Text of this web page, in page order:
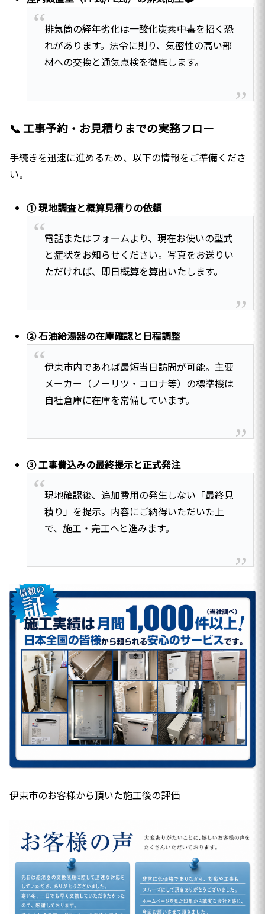
排気筒の経年劣化は一酸化炭素中毒を招く恐
れがあります。法令に則り、気密性の高い部
材への交換と通気点検を徹底します。
📞 工事予約・お見積りまでの実務フロー
手続きを迅速に進めるため、以下の情報をご準備くださ
い。
① 現地調査と概算見積りの依頼
電話またはフォームより、現在お使いの型式
と症状をお知らせください。写真をお送りい
ただければ、即日概算を算出いたします。
② 石油給湯器の在庫確認と日程調整
伊東市内であれば最短当日訪問が可能。主要
メーカー（ノーリツ・コロナ等）の標準機は
自社倉庫に在庫を常備しています。
③ 工事費込みの最終提示と正式発注
現地確認後、追加費用の発生しない「最終見
積り」を提示。内容にご納得いただいた上
で、施工・完工へと進みます。
伊東市のお客様から頂いた施工後の評価